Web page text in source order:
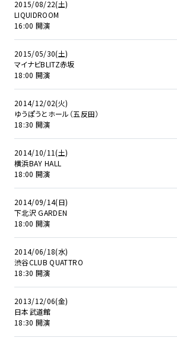
2015/08/22(土)
LIQUIDROOM
16:00 開演
2015/05/30(土)
マイナビBLITZ赤坂
18:00 開演
2014/12/02(火)
ゆうぽうとホール（五反田）
18:30 開演
2014/10/11(土)
横浜BAY HALL
18:00 開演
2014/09/14(日)
下北沢 GARDEN
18:00 開演
2014/06/18(水)
渋谷CLUB QUATTRO
18:30 開演
2013/12/06(金)
日本武道館
18:30 開演